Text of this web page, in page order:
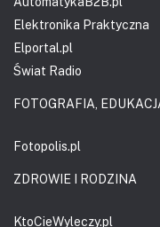
Elektronika Praktyczna
Elportal.pl
Świat Radio
FOTOGRAFIA,
Fotopolis.pl
ZDROWIE I RODZINA
KtoCieWyleczy.pl